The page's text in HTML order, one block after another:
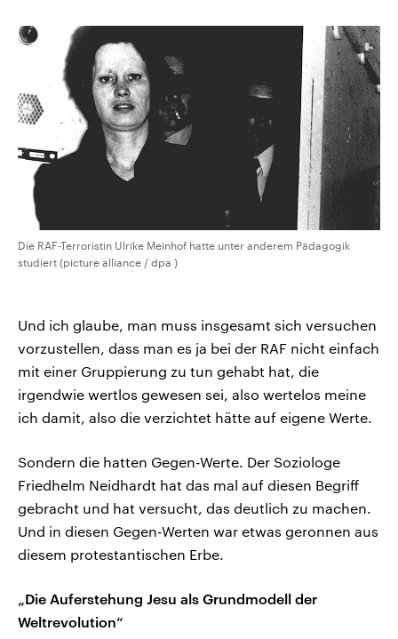
Die RAF-Terroristin Ulrike Meinhof hatte unter anderem Pädagogik
studiert (picture alliance / dpa )
Und ich glaube, man muss insgesamt sich versuchen
vorzustellen, dass man es ja bei der RAF nicht einfach
mit einer Gruppierung zu tun gehabt hat, die
irgendwie wertlos gewesen sei, also wertelos meine
ich damit, also die verzichtet hätte auf eigene Werte.
Sondern die hatten Gegen-Werte. Der Soziologe
Friedhelm Neidhardt hat das mal auf diesen Begriff
gebracht und hat versucht, das deutlich zu machen.
Und in diesen Gegen-Werten war etwas geronnen aus
diesem protestantischen Erbe.
„Die Auferstehung Jesu als Grundmodell der
Weltrevolution“